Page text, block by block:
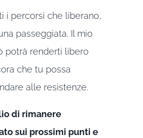
i percorsi che liberano,
passeggiata. Il mio
potrà renderti libero
che tu possa
alle resistenze.
di rimanere
sui prossimi punti e